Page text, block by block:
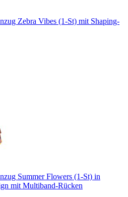
Zebra Vibes (1-St) mit Shaping-
Summer Flowers (1-St) in
mit Multiband-Rücken